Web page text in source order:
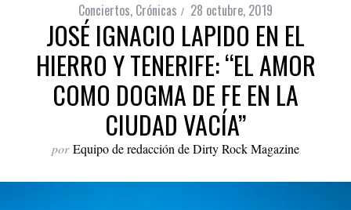
Conciertos, Crónicas 28 octubre, 2019
JOSÉ IGNACIO LAPIDO EN EL
HIERRO Y TENERIFE: “EL AMOR
COMO DOGMA DE FE EN LA
CIUDAD VACÍA”
por Equipo de redacción de Dirty Rock Magazine